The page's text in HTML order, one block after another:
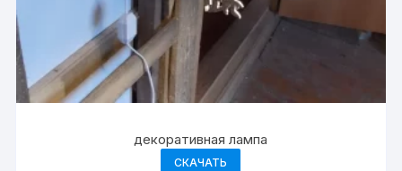
декоративная лампа
СКАЧАТЬ